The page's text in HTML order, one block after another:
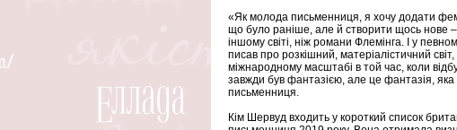
«Як молода письменниця, я хочу додати
що було раніше, але й створити щось нове
іншому світі, ніж романи Флемінга. І у
писав про розкішний, матеріалістичний
міжнародному масштабі в той час, коли
завжди був фантазією, але це фантазія,
письменниця.
Кім Шервуд входить у короткий список